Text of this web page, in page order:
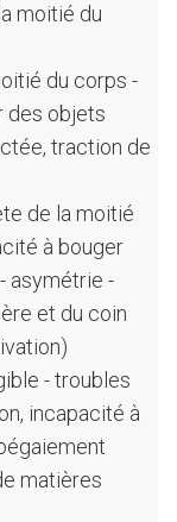
moitié du
du corps -
des objets
traction de
de la moitié
à bouger
asymétrie -
et du coin
- troubles
incapacité à
matières